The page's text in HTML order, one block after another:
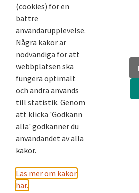
Andra webbplatser
Arkivsök
Fornsök
Fornreg
Bebyggelseregistret
Runor
Kringla
(cookies) för en
bättre
användarupplevelse.
Några kakor är
nödvändiga för att
webbplatsen ska
fungera optimalt
och andra används
till statistik. Genom
att klicka 'Godkänn
alla' godkänner du
användandet av alla
kakor.
Läs mer om kakor
här.